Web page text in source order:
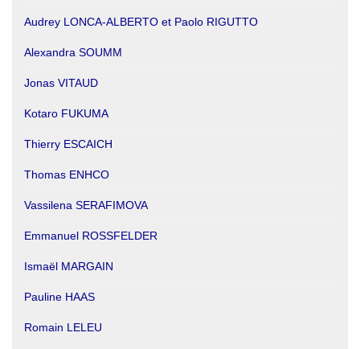
Audrey LONCA-ALBERTO et Paolo RIGUTTO
Alexandra SOUMM
Jonas VITAUD
Kotaro FUKUMA
Thierry ESCAICH
Thomas ENHCO
Vassilena SERAFIMOVA
Emmanuel ROSSFELDER
Ismaël MARGAIN
Pauline HAAS
Romain LELEU